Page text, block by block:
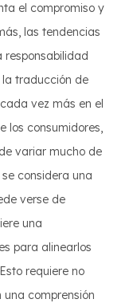
el compromiso y
las tendencias
responsabilidad
la traducción de
vez más en el
los consumidores,
variar mucho de
considera una
verse de
una
para alinearlos
requiere no
una comprensión